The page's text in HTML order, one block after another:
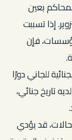
بعين
إذا تسببت
فإن
للجاني دورًا
تاريخ جنائي،
قد يؤدي